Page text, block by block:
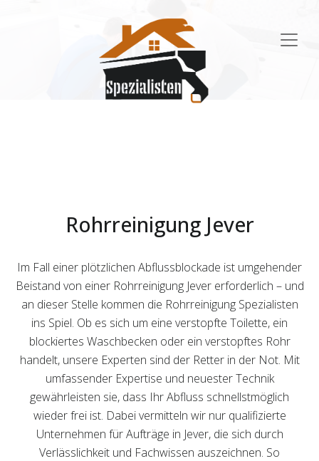
Rohrreinigung Jever
Im Fall einer plötzlichen Abflussblockade ist umgehender
Beistand von einer Rohrreinigung Jever erforderlich – und
an dieser Stelle kommen die Rohrreinigung Spezialisten
ins Spiel. Ob es sich um eine verstopfte Toilette, ein
blockiertes Waschbecken oder ein verstopftes Rohr
handelt, unsere Experten sind der Retter in der Not. Mit
umfassender Expertise und neuester Technik
gewährleisten sie, dass Ihr Abfluss schnellstmöglich
wieder frei ist. Dabei vermitteln wir nur qualifizierte
Unternehmen für Aufträge in Jever, die sich durch
Verlässlichkeit und Fachwissen auszeichnen. So